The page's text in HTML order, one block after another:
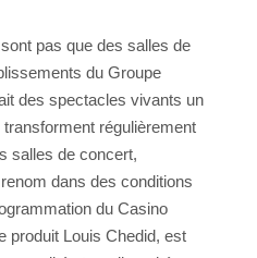
pas que des salles de
du Groupe
des spectacles vivants un
régulièrement
salles de concert,
dans des conditions
du Casino
produit Louis Chedid, est